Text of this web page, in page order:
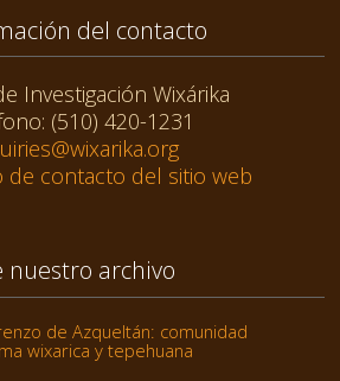
del contacto
Investigación Wixárika
(510) 420-1231
de contacto del sitio web
nuestro archivo
de Azqueltán: comunidad
wixarica y tepehuana